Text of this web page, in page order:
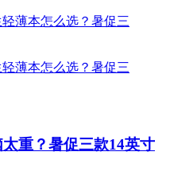
重？暑促三款14英寸